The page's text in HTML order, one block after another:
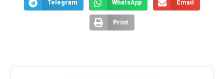
Telegram WhatsApp Email
Print